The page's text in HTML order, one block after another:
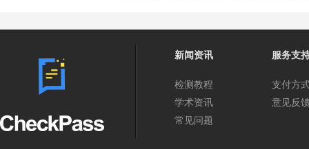
新闻资讯
检测教程
学术资讯
常见问题
服务支
支付方
意见反